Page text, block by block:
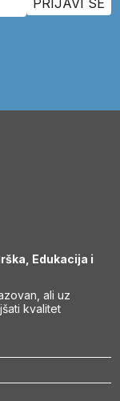
Edukacija i
ali uz
kvalitet